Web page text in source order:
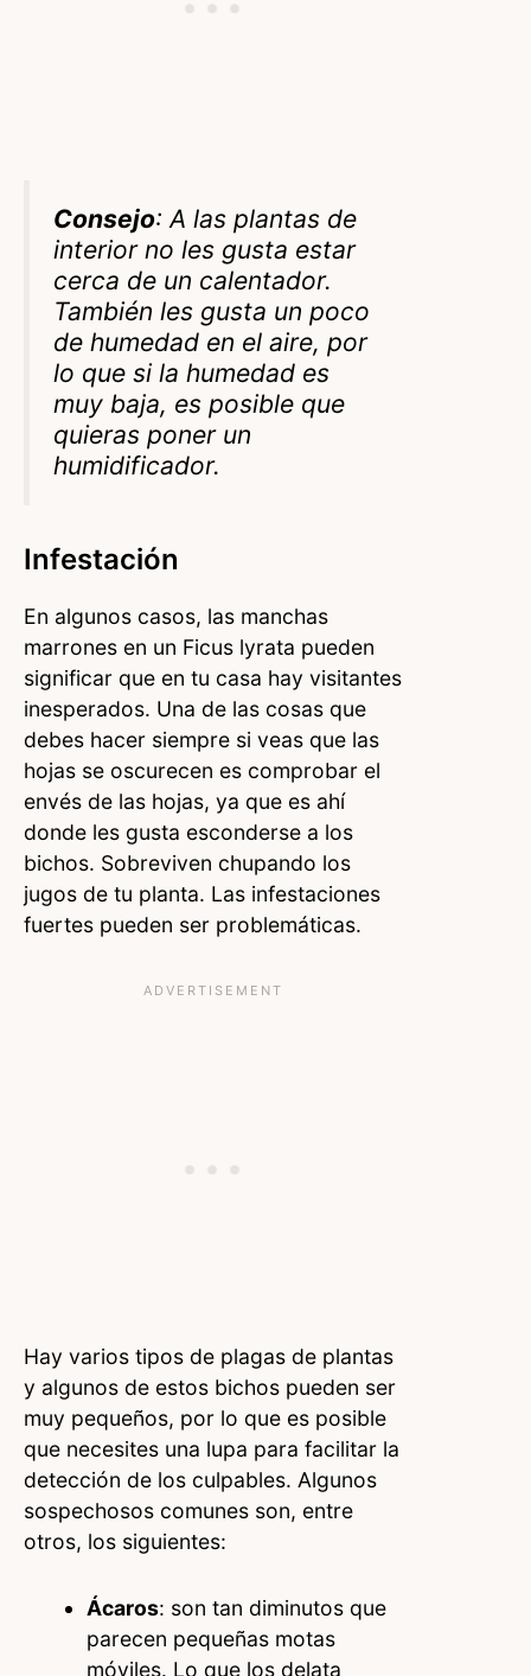
Consejo: A las plantas de
interior no les gusta estar
cerca de un calentador.
También les gusta un poco
de humedad en el aire, por
lo que si la humedad es
muy baja, es posible que
quieras poner un
humidificador.
Infestación
En algunos casos, las manchas
marrones en un Ficus lyrata pueden
significar que en tu casa hay visitantes
inesperados. Una de las cosas que
debes hacer siempre si veas que las
hojas se oscurecen es comprobar el
envés de las hojas, ya que es ahí
donde les gusta esconderse a los
bichos. Sobreviven chupando los
jugos de tu planta. Las infestaciones
fuertes pueden ser problemáticas.
Hay varios tipos de plagas de plantas
y algunos de estos bichos pueden ser
muy pequeños, por lo que es posible
que necesites una lupa para facilitar la
detección de los culpables. Algunos
sospechosos comunes son, entre
otros, los siguientes:
Ácaros: son tan diminutos que
parecen pequeñas motas
móviles. Lo que los delata